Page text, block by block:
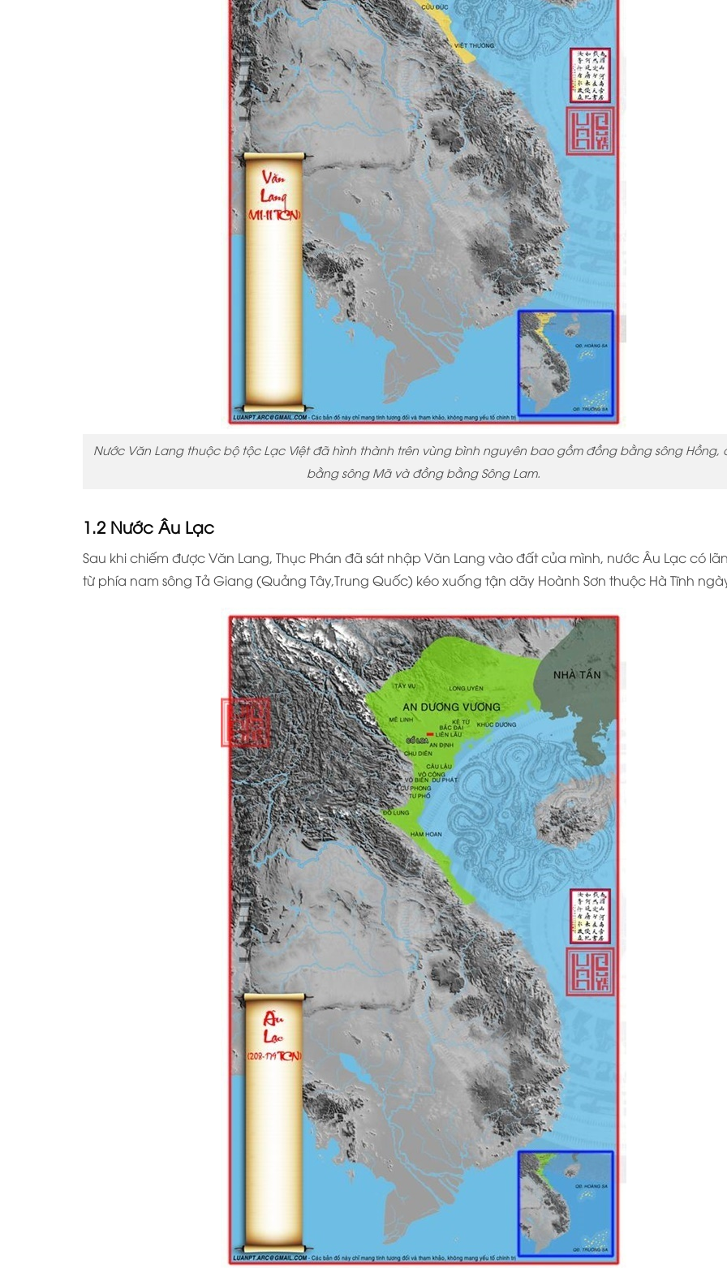
Nước Văn Lang thuộc bộ tộc Lạc Việt đã hình thành trên vùng bình nguyên bao gồm đồng bằng sông Hồng,
bằng sông Mã và đồng bằng Sông Lam.
1.2 Nước Âu Lạc
Sau khi chiếm được Văn Lang, Thục Phán đã sát nhập Văn Lang vào đất của mình, nước Âu Lạc có
từ phía nam sông Tả Giang (Quảng Tây,Trung Quốc) kéo xuống tận dãy Hoành Sơn thuộc Hà Tĩnh